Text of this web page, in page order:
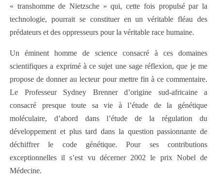
« transhomme de Nietzsche » qui, cette fois propulsé par la
technologie, pourrait se constituer en un véritable fléau des
prédateurs et des oppresseurs pour la véritable race humaine.
Un éminent homme de science consacré à ces domaines
scientifiques a exprimé à ce sujet une sage réflexion, que je me
propose de donner au lecteur pour mettre fin à ce commentaire.
Le Professeur Sydney Brenner d’origine sud-africaine a
consacré presque toute sa vie à l’étude de la génétique
moléculaire, d’abord dans l’étude de la régulation du
développement et plus tard dans la question passionnante de
déchiffrer le code génétique. Pour ses contributions
exceptionnelles il s’est vu décerner 2002 le prix Nobel de
Médecine.